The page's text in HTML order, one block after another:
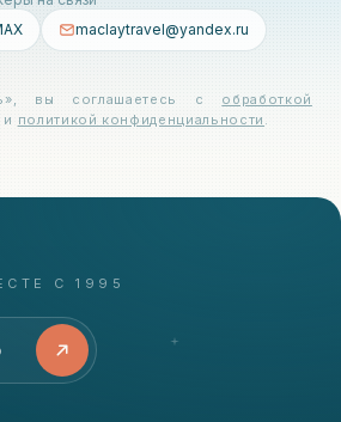
maclaytravel@yandex.ru
вы соглашаетесь с
обработкой
и политикой конфиденциальности
С 1995